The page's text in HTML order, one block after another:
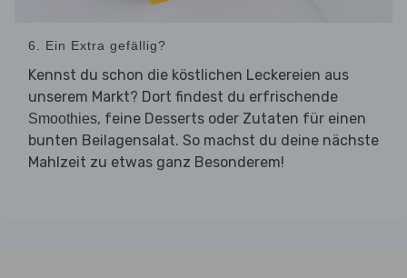
6. Ein Extra gefällig?
Kennst du schon die köstlichen Leckereien aus
unserem Markt? Dort findest du erfrischende
Smoothies, feine Desserts oder Zutaten für einen
bunten Beilagensalat. So machst du deine nächste
Mahlzeit zu etwas ganz Besonderem!